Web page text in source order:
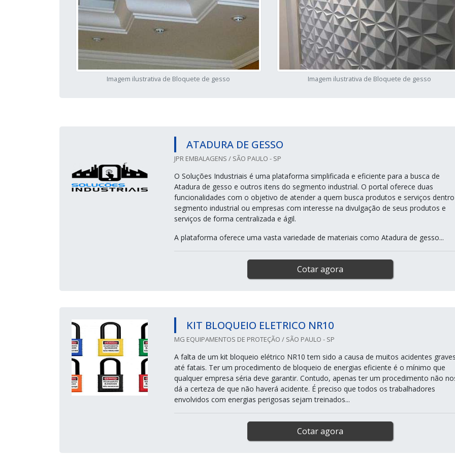
Imagem ilustrativa de Bloquete de gesso Imagem ilustrativa de Bloquete de gesso
ATADURA DE GESSO
JPR EMBALAGENS / SÃO PAULO - SP
O Soluções Industriais é uma plataforma simplificada e eficiente para a busca de
Atadura de gesso e outros itens do segmento industrial. O portal oferece duas
funcionalidades com o objetivo de atender a quem busca produtos e serviços
segmento industrial ou empresas com interesse na divulgação de seus produtos e
serviços de forma centralizada e ágil.
A plataforma oferece uma vasta variedade de materiais como Atadura de gesso...
Cotar agora
KIT BLOQUEIO ELETRICO NR10
MG EQUIPAMENTOS DE PROTEÇÃO / SÃO PAULO - SP
A falta de um kit bloqueio elétrico NR10 tem sido a causa de muitos acidentes
até fatais. Ter um procedimento de bloqueio de energias eficiente é o mínimo que
qualquer empresa séria deve garantir. Contudo, apenas ter um procedimento não
dá a certeza de que não haverá acidente. É preciso que todos os trabalhadores
envolvidos com energias perigosas sejam treinados...
Cotar agora